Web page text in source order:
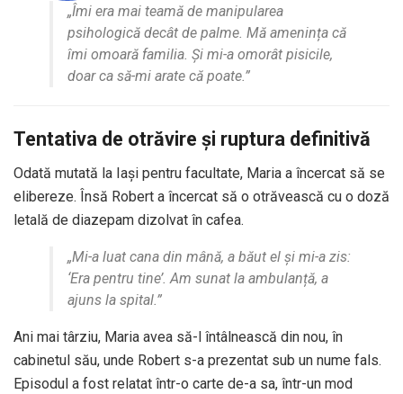
„Îmi era mai teamă de manipularea
psihologică decât de palme. Mă amenința că
îmi omoară familia. Și mi-a omorât pisicile,
doar ca să-mi arate că poate.”
Tentativa de otrăvire și ruptura definitivă
Odată mutată la Iași pentru facultate, Maria a încercat să se
elibereze. Însă Robert a încercat să o otrăvească cu o doză
letală de diazepam dizolvat în cafea.
„Mi-a luat cana din mână, a băut el și mi-a zis:
‘Era pentru tine’. Am sunat la ambulanță, a
ajuns la spital.”
Ani mai târziu, Maria avea să-l întâlnească din nou, în
cabinetul său, unde Robert s-a prezentat sub un nume fals.
Episodul a fost relatat într-o carte de-a sa, într-un mod